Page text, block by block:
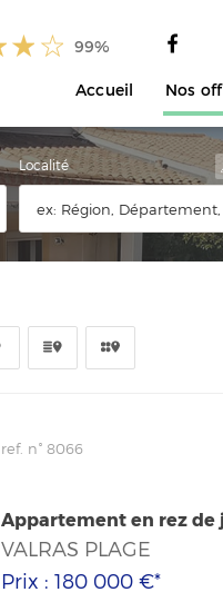
99%
Accueil Nos
Localité
ref. n° 8066
Appartement en rez de
VALRAS PLAGE
Prix : 180 000 €*